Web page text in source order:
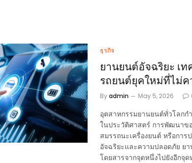
ธุรกิจ
ยานยนต์อัจฉริยะ เ
รถยนต์ยุคใหม่ที่ไม่ค
By admin May 5, 2026
อุตสาหกรรมยานยนต์ทั่วโลกก
ในประวัติศาสตร์ การพัฒนาข
สมรรถนะเครื่องยนต์ หรือกา
อัจฉริยะและความปลอดภัย ย
โดยสารจากจุดหนึ่งไปยังอีกจุ